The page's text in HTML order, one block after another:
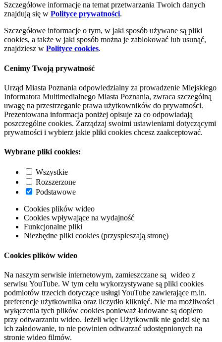
Szczegółowe informacje na temat przetwarzania Twoich danych
znajdują się w Polityce prywatności.
Szczegółowe informacje o tym, w jaki sposób używane są pliki
cookies, a także w jaki sposób można je zablokować lub usunąć,
znajdziesz w Polityce cookies.
Cenimy Twoją prywatność
Urząd Miasta Poznania odpowiedzialny za prowadzenie Miejskiego
Informatora Multimedialnego Miasta Poznania, zwraca szczególną
uwagę na przestrzeganie prawa użytkowników do prywatności.
Prezentowana informacja poniżej opisuje za co odpowiadają
poszczególne cookies. Zarządzaj swoimi ustawieniami dotyczącymi
prywatności i wybierz jakie pliki cookies chcesz zaakceptować.
Wybrane pliki cookies:
Wszystkie
Rozszerzone
Podstawowe
Cookies plików wideo
Cookies wpływające na wydajność
Funkcjonalne pliki
Niezbędne pliki cookies (przyspieszają stronę)
Cookies plików wideo
Na naszym serwisie internetowym, zamieszczane są wideo z
serwisu YouTube. W tym celu wykorzystywane są pliki cookies
podmiotów trzecich dotyczące usługi YouTube zawierające m.in.
preferencje użytkownika oraz liczydło kliknięć. Nie ma możliwości
wyłączenia tych plików cookies ponieważ ładowane są dopiero
przy odtwarzaniu wideo. Jeżeli więc Użytkownik nie godzi się na
ich załadowanie, to nie powinien odtwarzać udostępnionych na
stronie wideo filmów.